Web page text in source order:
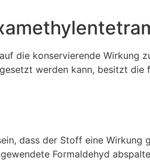
die konservierende Wirkung
werden kann, besitzt die
dass der Stoff eine
Formaldehyd